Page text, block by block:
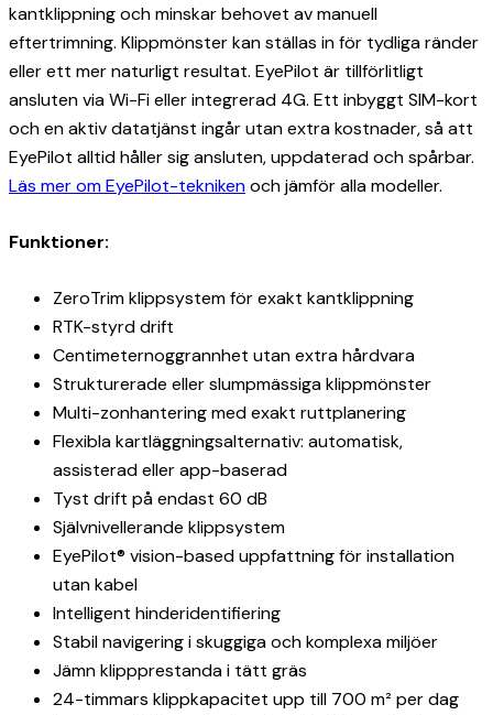
kantklippning och minskar behovet av manuell
eftertrimning. Klippmönster kan ställas in för tydliga ränder
eller ett mer naturligt resultat. EyePilot är tillförlitligt
ansluten via Wi-Fi eller integrerad 4G. Ett inbyggt SIM-kort
och en aktiv datatjänst ingår utan extra kostnader, så att
EyePilot alltid håller sig ansluten, uppdaterad och spårbar.
Läs mer om EyePilot-teknikenoch jämför alla modeller.
Funktioner:
ZeroTrim klippsystem för exakt kantklippning
RTK-styrd drift
Centimeternoggrannhet utan extra hårdvara
Strukturerade eller slumpmässiga klippmönster
Multi-zonhantering med exakt ruttplanering
Flexibla kartläggningsalternativ: automatisk,
assisterad eller app-baserad
Tyst drift på endast 60 dB
Självnivellerande klippsystem
EyePilot® vision-based uppfattning för installation
utan kabel
Intelligent hinderidentifiering
Stabil navigering i skuggiga och komplexa miljöer
Jämn klippprestanda i tätt gräs
24-timmars klippkapacitet upp till 700 m² per dag